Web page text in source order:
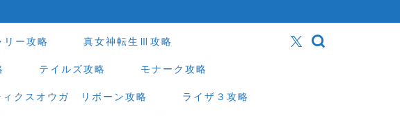
リー攻略 真女神転生Ⅲ攻略
テイルズ攻略 モナーク攻略
ィクスオウガ リボーン攻略 ライザ３攻略